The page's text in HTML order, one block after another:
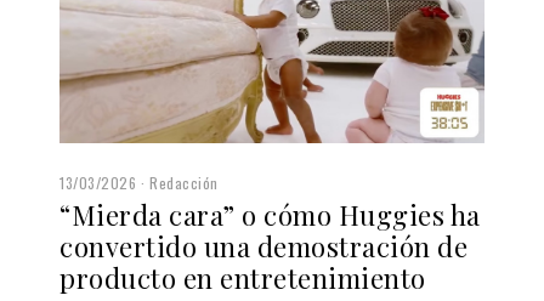
13/03/2026 Redacción
“Mierda cara” o cómo Huggies ha
convertido una demostración de
producto en entretenimiento